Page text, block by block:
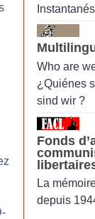
Who are
¿Quiénes
sind wir ?
Fonds
La
depuis